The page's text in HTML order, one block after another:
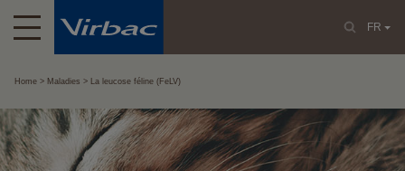
FR
Home Maladies La leucose féline (FeLV)